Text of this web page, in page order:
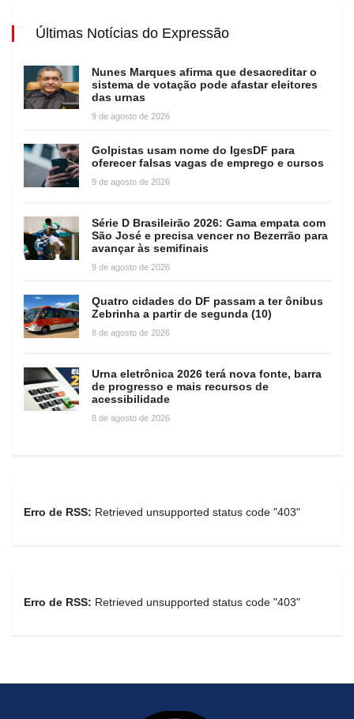
Últimas Notícias do Expressão
Nunes Marques afirma que desacreditar o
sistema de votação pode afastar eleitores
das urnas
9 de agosto de 2026
Golpistas usam nome do IgesDF para
oferecer falsas vagas de emprego e cursos
9 de agosto de 2026
Série D Brasileirão 2026: Gama empata com
São José e precisa vencer no Bezerrão para
avançar às semifinais
9 de agosto de 2026
Quatro cidades do DF passam a ter ônibus
Zebrinha a partir de segunda (10)
8 de agosto de 2026
Urna eletrônica 2026 terá nova fonte, barra
de progresso e mais recursos de
acessibilidade
8 de agosto de 2026
Erro de RSS: Retrieved unsupported status code "403"
Erro de RSS: Retrieved unsupported status code "403"